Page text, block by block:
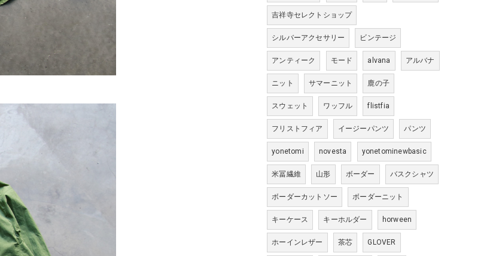
吉祥寺セレクトショップ
シルバーアクセサリー ビンテージ
アンティーク モード alvana アルバナ
ニット サマーニット 鹿の子
スウェット ワッフル flistfia
フリストフィア イージーパンツ パンツ
yonetomi novesta yonetominewbasic
米冨繊維 山形 ボーダー バスクシャツ
ボーダーカットソー ボーダーニット
キーケース キーホルダー horween
ホーインレザー 茶芯 GLOVER